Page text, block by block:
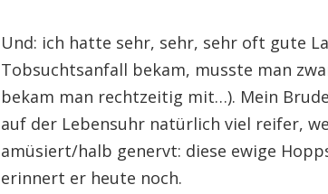
Und: ich hatte sehr, sehr, sehr oft gute
Tobsuchtsanfall bekam, musste man
bekam man rechtzeitig mit…). Mein
auf der Lebensuhr natürlich viel reifer,
amüsiert/halb genervt: diese ewige
erinnert er heute noch.